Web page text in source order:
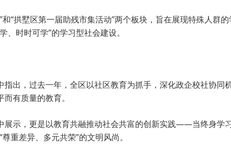
“拱墅区第一届助残市集活动”两个板块，旨在展现特殊人群
时时可学”的学习型社会建设。
出，过去一年，全区以社区教育为抓手，深化政企校社协同
有质量的教育。
展示，更是以教育共融推动社会共富的创新实践——当终身学
重差异、多元共荣”的文明风尚。